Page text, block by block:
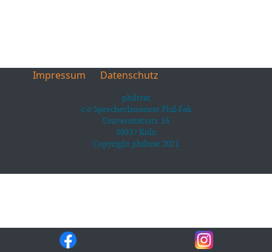
Impressum Datenschutz
philtrat
c/o SprecherInnenrat Phil-Fak
Universitätsstr.16
50937 Köln
Copyright philtrat 2021